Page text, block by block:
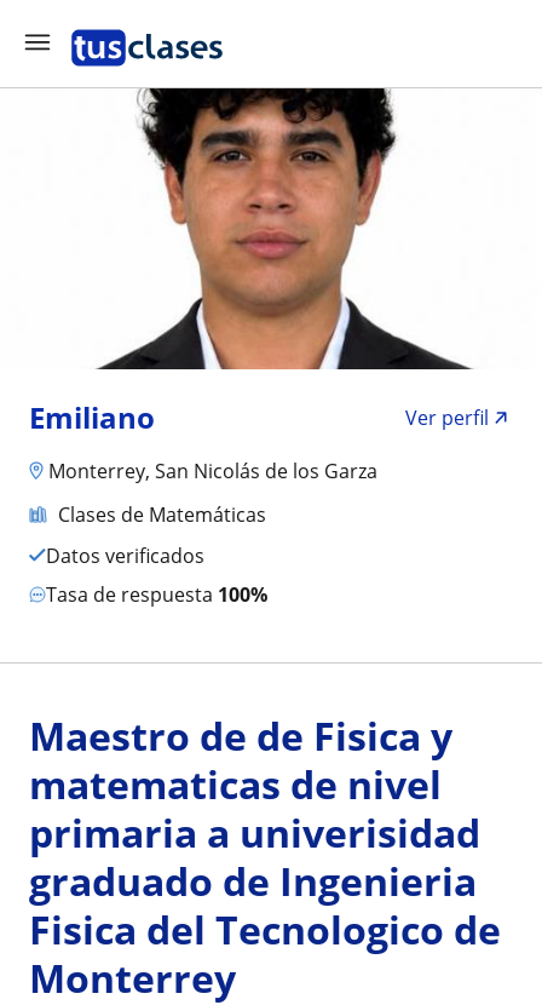
Emiliano
Ver perfil
Monterrey, San Nicolás de los Garza
Clases de Matemáticas
Datos verificados
Tasa de respuesta 100%
Maestro de de Fisica y
matematicas de nivel
primaria a univerisidad
graduado de Ingenieria
Fisica del Tecnologico de
Monterrey